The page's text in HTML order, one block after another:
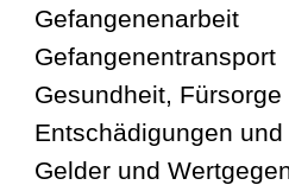
Gefangenenarbeit
Gefangenentransport
Gesundheit,
Entschädigungen
Gelder und